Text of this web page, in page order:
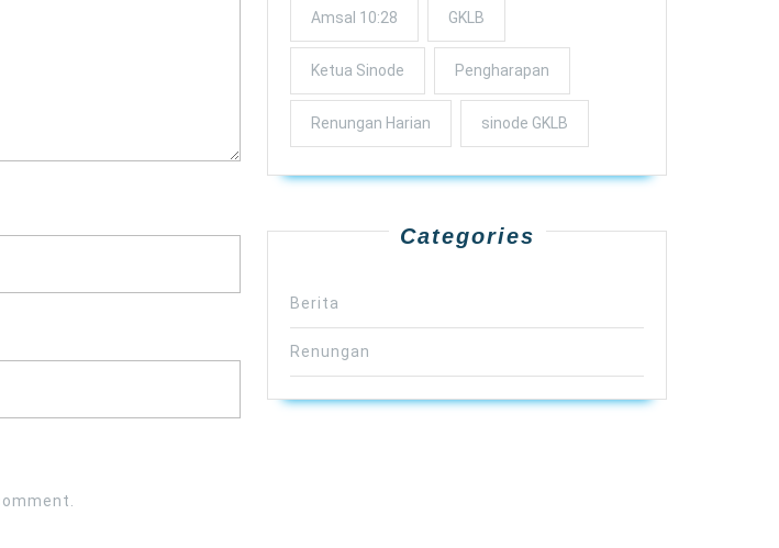
Amsal 10:28 GKLB
Ketua Sinode Pengharapan
Renungan Harian sinode GKLB
Categories
Berita
Renungan